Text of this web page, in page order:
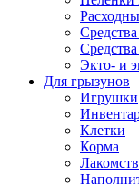
Экто- и
Для грызунов
Игрушки
Клетки
Корма